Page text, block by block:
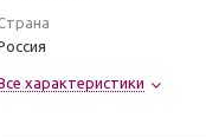
характеристики